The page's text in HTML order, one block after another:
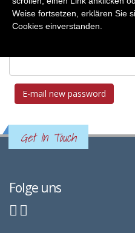
Primary tabs
Anmelden Neues
Get In Touch
Folge uns
Weise fortsetzen, erklären Sie
Cookies einverstanden.